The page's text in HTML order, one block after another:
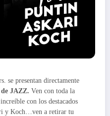
se presentan directamente
JAZZ. Ven con toda la
con los destacados
y Koch…ven a retirar tu